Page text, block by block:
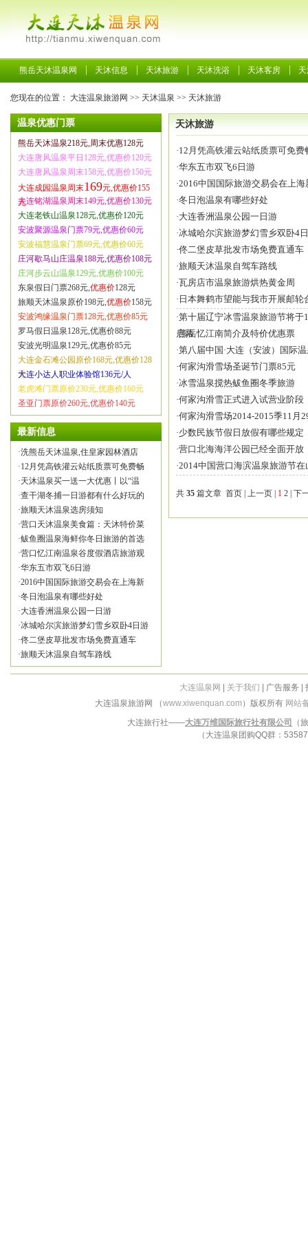
熊岳天沐温泉网 天沐信息 天沐旅游 天沐洗浴 天沐客房
您现在的位置： 大连温泉旅游网 >> 天沐温泉 >> 天沐旅游
温泉优惠门票
熊岳天沐温泉218元,周末优惠128元
大连唐风温泉平日128元,优惠价120元
大连唐风温泉周末158元,优惠价150元
大连成园温泉周末169元,优惠价155
元
大连铭湖温泉周末149元,优惠价130元
大连老铁山温泉128元,优惠价120元
安波聚源温泉门票79元,优惠价60元
安波福慧温泉门票69元,优惠价60元
庄河歇马山庄温泉188元,优惠价108元
庄河步云山温泉129元,优惠价100元
东泉假日门票268元,优惠价128元
旅顺天沐温泉原价198元,优惠价158元
安波鸿缘温泉门票128元,优惠价85元
罗马假日温泉128元,优惠价88元
安波光明温泉129元,优惠价85元
大连金石滩公园原价168元,优惠价128
元
大连小达人职业体验馆136元/人
老虎滩门票原价230元,优惠价160元
圣亚门票原价260元,优惠价140元
最新信息
·洗熊岳天沐温泉,住皇家园林酒店
·12月凭高铁灌云站纸质票可免费畅
·天沐温泉买一送一大优惠丨以“温
·查干湖冬捕一日游都有什么好玩的
·旅顺天沐温泉选房须知
·营口天沐温泉美食篇：天沐特价菜
·鲅鱼圈温泉海鲜你冬日旅游的首选
·营口忆江南温泉谷度假酒店旅游观
·华东五市双飞6日游
·2016中国国际旅游交易会在上海新
·冬日泡温泉有哪些好处
·大连香洲温泉公园一日游
·冰城哈尔滨旅游梦幻雪乡双卧4日游
·佟二堡皮草批发市场免费直通车
·旅顺天沐温泉自驾车路线
天沐旅游
·12月凭高铁灌云站纸质票可免费
·华东五市双飞6日游
·2016中国国际旅游交易会在上
·冬日泡温泉有哪些好处
·大连香洲温泉公园一日游
·冰城哈尔滨旅游梦幻雪乡双卧4
·佟二堡皮草批发市场免费直通车
·旅顺天沐温泉自驾车路线
·瓦房店市温泉旅游烘热黄金周
· 日本舞鹤市望能与我市开展邮轮
·第十届辽宁冰雪温泉旅游节将
启幕
·熊岳忆江南简介及特价优惠票
·第八届中国·大连（安波）国际
·何家沟滑雪场圣诞节门票85元
·冰雪温泉搅热鲅鱼圈冬季旅游
·何家沟滑雪正式进入试营业阶段
·何家沟滑雪场2014-2015季11月
·少数民族节假日放假有哪些规定
·营口北海海洋公园已经全面开放
·2014中国营口海滨温泉旅游节
共 35 篇文章 首页 | 上一页 | 1 2 下
大连温泉网 关于我们 | 广告服务 |
大连温泉旅游网 （www.xiwenquan.com ）版权所有 网站
大连旅行社——大连万维国际旅行社有限公司
（
（大连温泉团购QQ群：